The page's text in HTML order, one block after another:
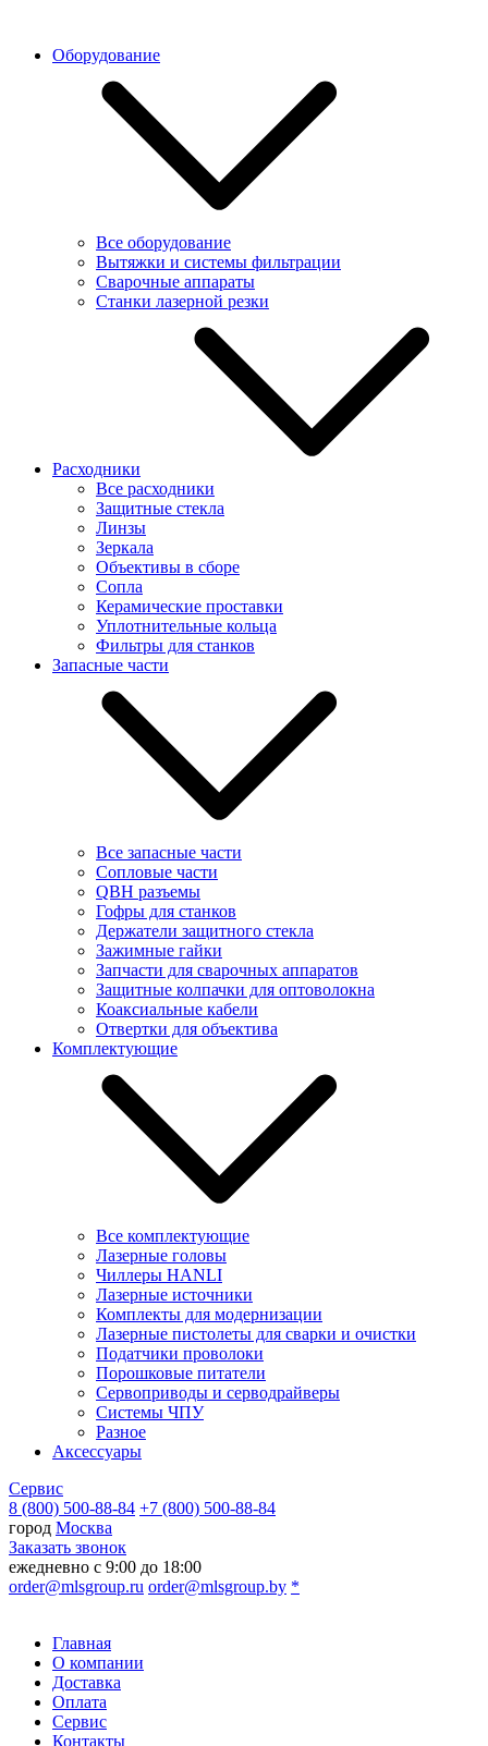
Оборудование
Все оборудование
Вытяжки и системы фильтрации
Сварочные аппараты
Станки лазерной резки
Расходники
Все расходники
Защитные стекла
Линзы
Зеркала
Объективы в сборе
Сопла
Керамические проставки
Уплотнительные кольца
Фильтры для станков
Запасные части
Все запасные части
Сопловые части
QBH разъемы
Гофры для станков
Держатели защитного стекла
Зажимные гайки
Запчасти для сварочных аппаратов
Защитные колпачки для оптоволокна
Коаксиальные кабели
Отвертки для объектива
Комплектующие
Все комплектующие
Лазерные головы
Чиллеры HANLI
Лазерные источники
Комплекты для модернизации
Лазерные пистолеты для сварки и очистки
Податчики проволоки
Порошковые питатели
Сервоприводы и серводрайверы
Системы ЧПУ
Разное
Аксессуары
Сервис
8 (800) 500-88-84 +7 (800) 500-88-84
город Москва
Заказать звонок
ежедневно с 9:00 до 18:00
order@mlsgroup.ru order@mlsgroup.by *
Главная
О компании
Доставка
Оплата
Сервис
Контакты